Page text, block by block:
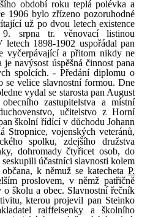
období roku teplá polévka a
1906 bylo zřízeno pozoruhodné
už po dvou letech existence
srpna tr. věnovací listinou
1898-1902 uspořádal pan
vyčerpávající a přitom nikdy ne
navýsost úspěšná činnost pana
spolcích. - Předání diplomu o
se velice slavnostní formou. Dne
vydal se starosta pan August
zastupitelstva a místní
učitelstvo z Horní
školní řídící v důchodu Johann
Stropnice, vojenských veteránů,
spolku, zdejšího družstva
dohromady čtyřicet osob, do
účastníci slavnosti kolem
k němuž se katecheta P.
proslovem, v němž patřičně
o školu a obec. Slavnostní řečník
kterou projevil pan Steinko
raiffeisenky a školního